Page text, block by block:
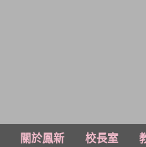
關於鳳新 校長室